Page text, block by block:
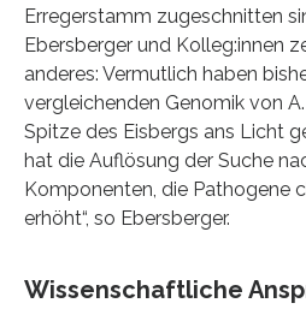
Erregerstamm zugeschnitten
Ebersberger und Kolleg:innen
anderes: Vermutlich haben
vergleichenden Genomik von
Spitze des Eisbergs ans Licht
hat die Auflösung der Suche
Komponenten, die Pathogene
erhöht“, so Ebersberger.
Wissenschaftliche